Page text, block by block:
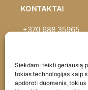
Siekdami teikti geriausią
tokias technologijas kaip
apdoroti duomenis,
KONTAKTAI
+370 688 35965